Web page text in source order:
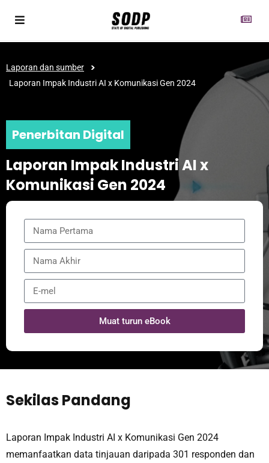
Laporan dan sumber >
Laporan Impak Industri AI x Komunikasi Gen 2024
Penerbitan Digital
Laporan Impak Industri AI x
Komunikasi Gen 2024
Muat turun eBook
Sekilas Pandang
Laporan Impak Industri AI x Komunikasi Gen 2024
memanfaatkan data tinjauan daripada 301 responden dan